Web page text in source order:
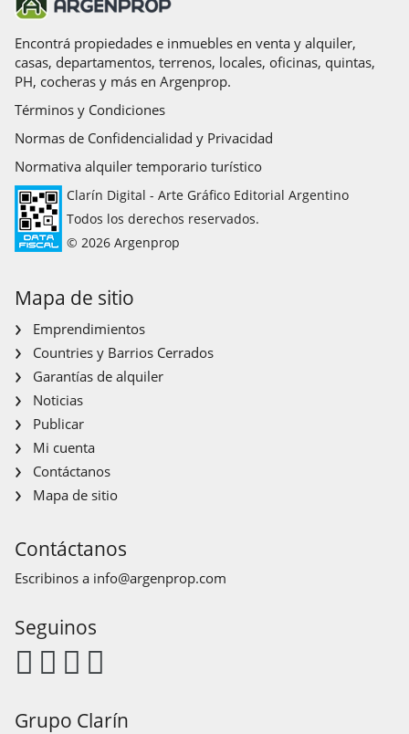
Encontrá propiedades e inmuebles en venta y alquiler,
casas, departamentos, terrenos, locales, oficinas, quintas,
PH, cocheras y más en Argenprop.
Términos y Condiciones
Normas de Confidencialidad y Privacidad
Normativa alquiler temporario turístico
Clarín Digital - Arte Gráfico Editorial Argentino
Todos los derechos reservados.
© 2026 Argenprop
Mapa de sitio
Emprendimientos
Countries y Barrios Cerrados
Garantías de alquiler
Noticias
Publicar
Mi cuenta
Contáctanos
Mapa de sitio
Contáctanos
Escribinos a info@argenprop.com
Seguinos
Grupo Clarín